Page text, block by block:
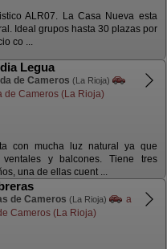
ALR07. La Casa Nueva esta
Ideal grupos hasta 30 plazas por
co ...
Legua
de Cameros (La Rioja)
de Cameros (La Rioja)
con mucha luz natural ya que
y balcones. Tiene tres
una de ellas cuent ...
de Cameros (La Rioja)
a
Cameros (La Rioja)